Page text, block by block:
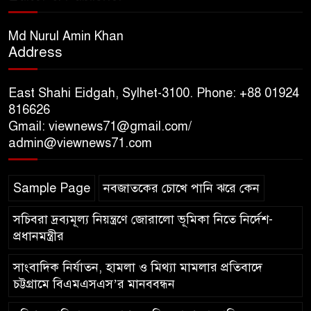
শহীদদের প্রতি গভীর শ্রদ্ধা নিবেদন করেন
মামলায় এক বছরের সাজা
‘সমন্বিত উদ্যোগেই গড়ে উঠবে
আধুনিক সিলেট’ – বাণিজ্যমন্ত্রী
ত্রিতরঙ্গের বাদল সাঁঝের বর্ণাঢ্য
আয়োজন ‘শ্রাবনের মেঘগুলো’
Md Nurul Amin Khan
Address
East Shahi Eidgah, Sylhet-3100. Phone: +88 01924
816626
Gmail: viewnews71@gmail.com/
admin@viewnews71.com
Sample Page নবজাতকের চোখে পানি ঝরে কেন
সচিবরা দ্রব্যমূল্য নিয়ন্ত্রণে জোরালো ভূমিকা নিতে নির্দেশ-
প্রধানমন্ত্রীর
সাংবাদিক নির্যাতন, হামলা ও মিথ্যা মামলার প্রতিবাদে
চট্টগ্রামে বিএমএসএস’র মানববন্ধন